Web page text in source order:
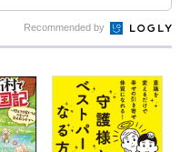
Recommended by